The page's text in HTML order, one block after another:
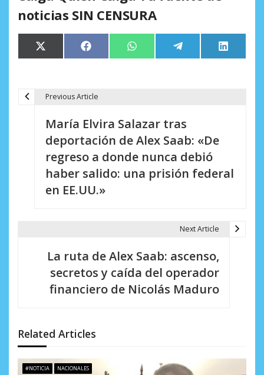
noticias SIN CENSURA
Compartir
en
X
(Twitter)
Compartir
en
Facebook Compartir
en
WhatsApp Compartir
en
Telegram
en
LinkedIn
e
e
Previous Article
María Elvira Salazar tras
deportación de Alex Saab: «De
regreso a donde nunca debió
haber salido: una prisión federal
en EE.UU.»
Next Article
La ruta de Alex Saab: ascenso,
secretos y caída del operador
financiero de Nicolás Maduro
Related Articles
#NOTICIA NACIONALES